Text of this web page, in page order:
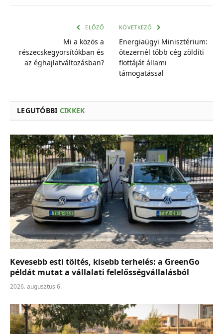
ELŐZŐ
Mi a közös a
részecskegyorsítókban és
az éghajlatváltozásban?
KÖVETKEZŐ
Energiaügyi Minisztérium:
ötezernél több cég zöldíti
flottáját állami
támogatással
LEGUTÓBBI CIKKEK
Kevesebb esti töltés, kisebb terhelés: a GreenGo
példát mutat a vállalati felelősségvállalásból
2026. augusztus 6.